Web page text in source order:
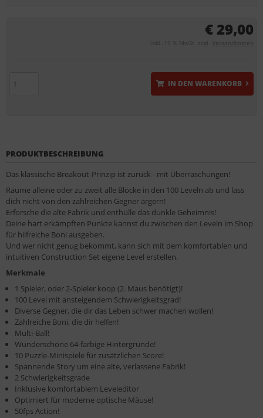
€ 29,00
inkl. 19 % MwSt. zzgl. Versandkosten
IN DEN WARENKORB
PRODUKTBESCHREIBUNG
Das klassische Breakout-Prinzip ist zurück - mit Überraschungen!
Räume alleine oder zu zweit alle Blöcke in den 100 Leveln ab und lass
dich nicht von den zahlreichen Gegner ärgern!
Erforsche die alte Fabrik und enthülle das dunkle Geheimnis!
Deine hart erkämpften Punkte kannst du zwischen den Leveln im Shop
für hilfreiche Boni ausgeben.
Und wer nicht genug bekommt, kann sich mit dem komfortablen und
intuitiven Construction Set eigene Level erstellen.
Merkmale
1 Spieler, oder 2-Spieler koop (2. Maus benötigt)!
100 Level mit ansteigendem Schwierigkeitsgrad!
Diverse Gegner, die dir das Leben schwer machen wollen!
Zahlreiche Boni, die dir helfen!
Multi-Ball!
Wunderschöne 64-farbige Hintergründe!
10 Puzzle-Minispiele für zusätzlichen Score!
Spannende Story um eine alte, verlassene Fabrik!
2 Schwierigkeitsgrade
Inklusive komfortablem Leveleditor
Optimiert für moderne optische Mäuse!
50fps Action!